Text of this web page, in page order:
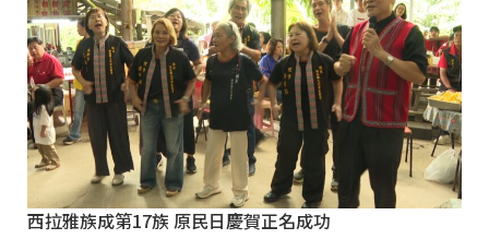
西拉雅族成第17族 原民日慶賀正名成功